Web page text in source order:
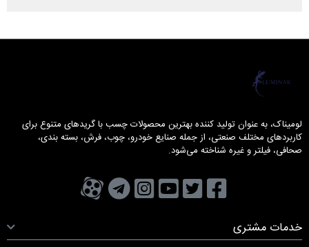
لومیناک، به عنوان تولید کننده بهترین محصولات چسب با گریدهای متنوع برای
کاربردهای مختلف صنعتی، از جمله صنایع خودرو، چوب، فرش، بسته بندی،
صحافی، فیلتر و غیره شناخته می‌شود.
فیسبوک
تویتریوتیوب
صفحهکانال تلگرام
کانال آپارات
خدمات مشتری